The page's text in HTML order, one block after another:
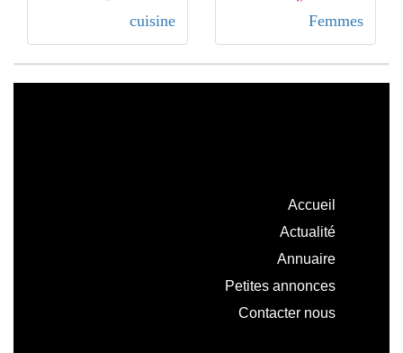
Femmes
cuisine
Accueil
Actualité
Annuaire
Petites annonces
Contacter nous